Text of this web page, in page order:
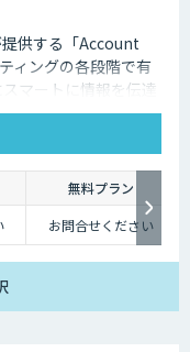
供する「Account
ィングの各段階で有
マートに情報を伝達
無料プラン
お問合せください